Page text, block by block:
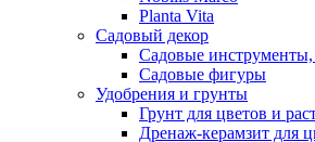
Planta Vita
Садовый декор
Садовые инструменты,
Садовые фигуры
Удобрения и грунты
Грунт для цветов и
Дренаж-керамзит для